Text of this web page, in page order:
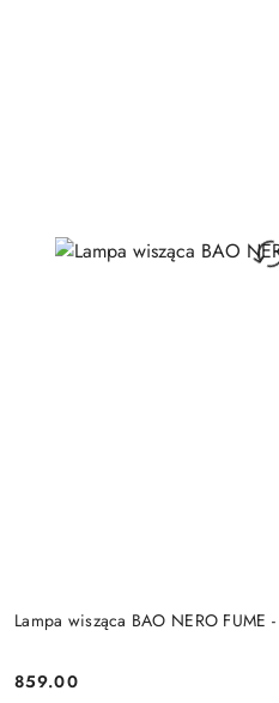
Lampa wisząca BAO NERO FUME
Cena:
859.00